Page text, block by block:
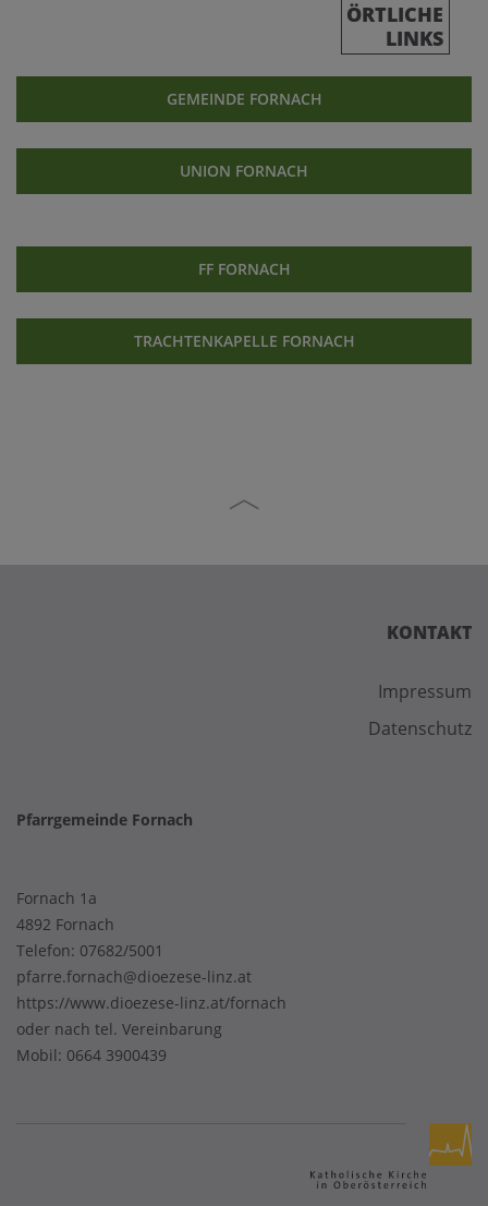
ÖRTLICHE
LINKS
GEMEINDE FORNACH
UNION FORNACH
FF FORNACH
TRACHTENKAPELLE FORNACH
KONTAKT
Impressum
Datenschutz
Pfarrgemeinde Fornach
Fornach 1a
4892 Fornach
Telefon: 07682/5001
pfarre.fornach@dioezese-linz.at
https://www.dioezese-linz.at/fornach
oder nach tel. Vereinbarung
Mobil: 0664 3900439